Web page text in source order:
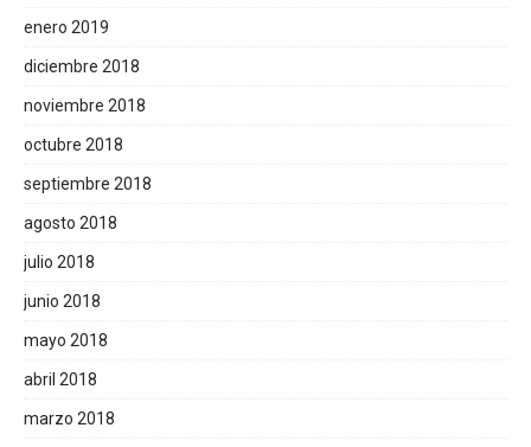
enero 2019
diciembre 2018
noviembre 2018
octubre 2018
septiembre 2018
agosto 2018
julio 2018
junio 2018
mayo 2018
abril 2018
marzo 2018